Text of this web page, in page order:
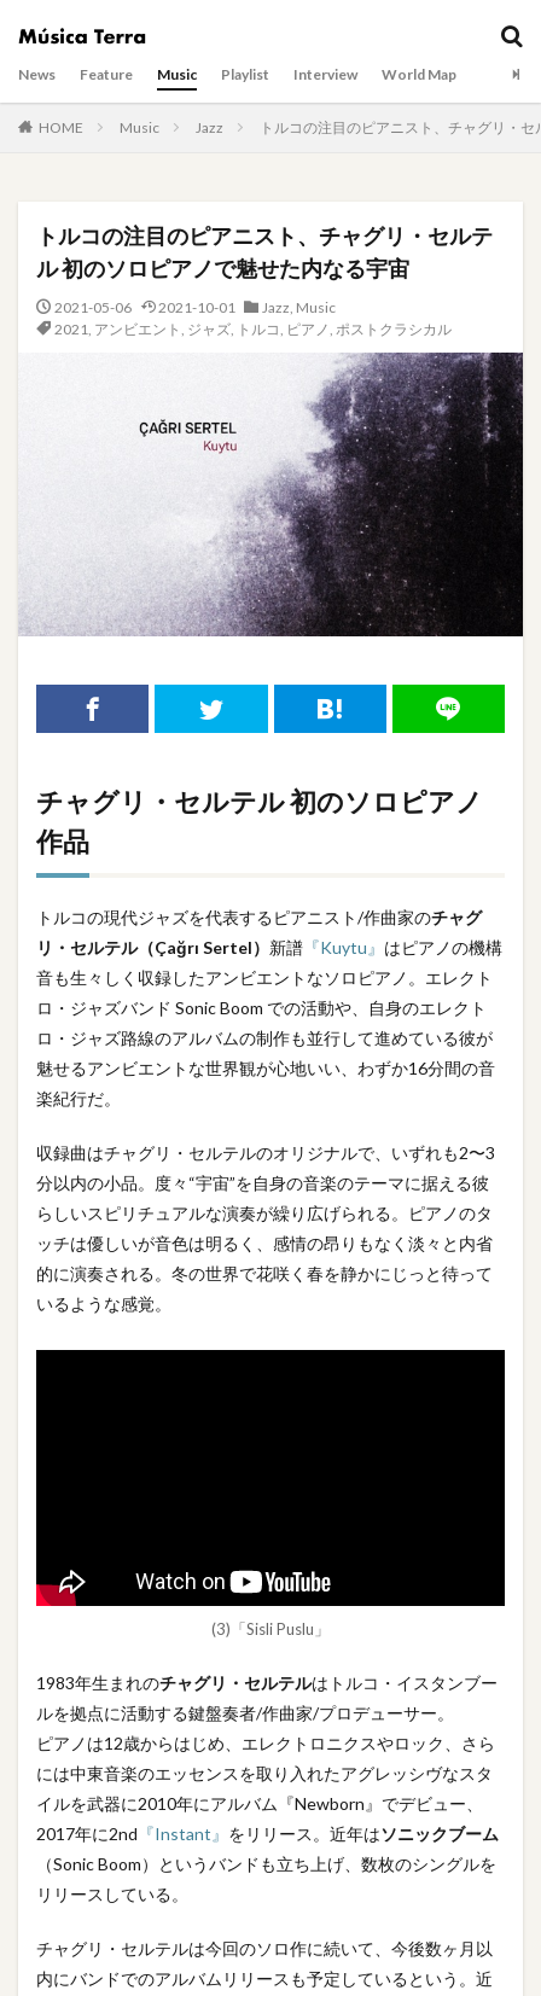
News Feature Music Playlist Interview World Map
HOME Music Jazz トルコの注目のピアニスト、チャグリ・
トルコの注目のピアニスト、チャグリ・セルテ
ル 初のソロピアノで魅せた内なる宇宙
2021-05-06 2021-10-01 Jazz, Music
2021, アンビエント , ジャズ, トルコ, ピアノ, ポストクラシカル
チャグリ・セルテル初のソロピアノ
作品
トルコの現代ジャズを代表するピアニスト/作曲家のチャグ
リ・セルテル（Çağrı Sertel） 新譜 『Kuytu』 はピアノの機構
音も生々しく収録したアンビエントなソロピアノ。エレクト
ロ・ジャズバンド Sonic Boom での活動や、自身のエレクト
ロ・ジャズ路線のアルバムの制作も並行して進めている彼が
魅せるアンビエントな世界観が心地いい、わずか16分間の音
楽紀行だ。
収録曲はチャグリ・セルテルのオリジナルで、いずれも2〜3
分以内の小品。度々“宇宙”を自身の音楽のテーマに据える彼
らしいスピリチュアルな演奏が繰り広げられる。ピアノのタ
ッチは優しいが音色は明るく、感情の昂りもなく淡々と内省
的に演奏される。冬の世界で花咲く春を静かにじっと待って
いるような感覚。
(3)「Sisli Puslu」
1983年生まれのチャグリ・セルテルはトルコ・イスタンブー
ルを拠点に活動する鍵盤奏者/作曲家/プロデューサー。
ピアノは12歳からはじめ、エレクトロニクスやロック、さら
には中東音楽のエッセンスを取り入れたアグレッシヴなスタ
イルを武器に2010年にアルバム『Newborn』でデビュー、
2017年に2nd 『Instant』 をリリース。近年はソニックブーム
（Sonic Boom）というバンドも立ち上げ、数枚のシングルを
リリースしている。
チャグリ・セルテルは今回のソロ作に続いて、今後数ヶ月以
内にバンドでのアルバムリリースも予定しているという。近